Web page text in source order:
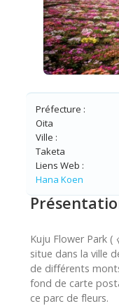
Préfecture :
Oita
Ville :
Taketa
Liens Web :
Hana Koen
Kuju Flower Park (
situe dans la ville
de différents
fond de carte
ce parc de fleurs.